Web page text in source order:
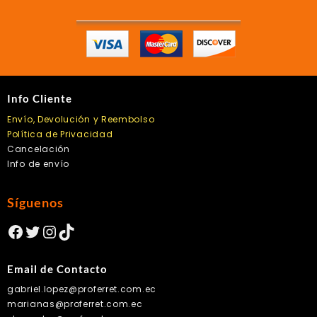
Info Cliente
Envío, Devolución y Reembolso
Política de Privacidad
Cancelación
Info de envío
Síguenos
Facebook
Twitter
Instagram
TikTok
Email de Contacto
gabriel.lopez@proferret.com.ec
marianas@proferret.com.ec